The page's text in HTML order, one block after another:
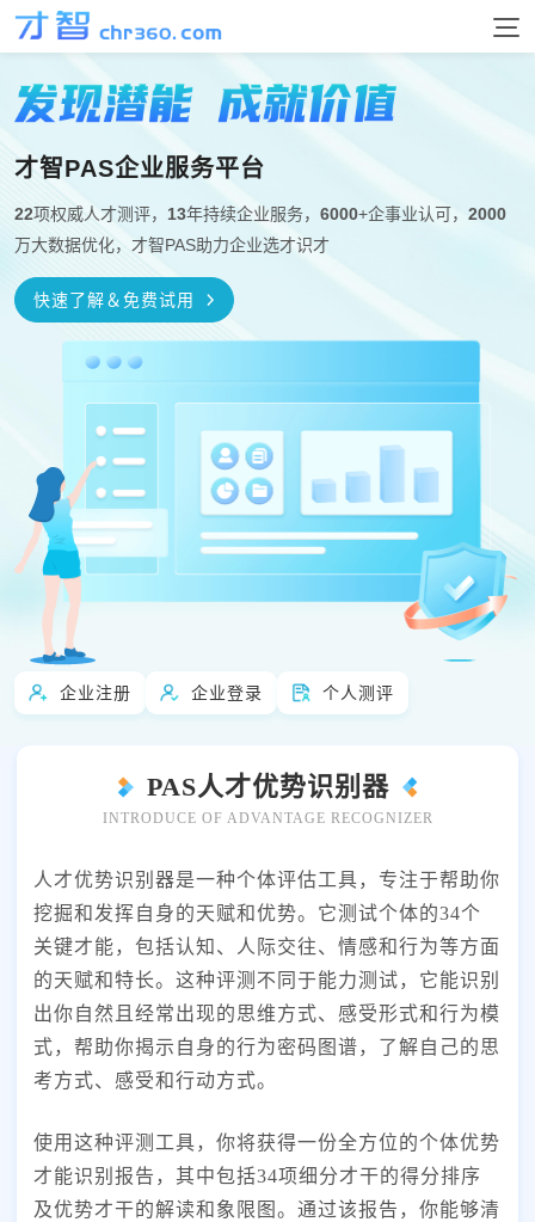
才智PAS企业服务平台
22项权威人才测评， 13年持续企业服务， 6000+企事业认可， 2000
万大数据优化，才智PAS助力企业选才识才
快速了解＆免费试用
企业注册 企业登录 个人测评
PAS人才优势识别器
INTRODUCE OF ADVANTAGE RECOGNIZER
人才优势识别器是一种个体评估工具，专注于帮助你
挖掘和发挥自身的天赋和优势。它测试个体的34个
关键才能，包括认知、人际交往、情感和行为等方面
的天赋和特长。这种评测不同于能力测试，它能识别
出你自然且经常出现的思维方式、感受形式和行为模
式，帮助你揭示自身的行为密码图谱，了解自己的思
考方式、感受和行动方式。
使用这种评测工具，你将获得一份全方位的个体优势
才能识别报告，其中包括34项细分才干的得分排序
及优势才干的解读和象限图。通过该报告，你能够清
首页
测评产品
全维度智商 瑞文智力高级 门萨智力测评
心理素质测评 心理健康测评
解决方案
按应用场景 按岗位推荐
用户手册
询价
怎么用